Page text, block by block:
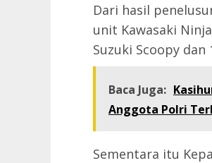
Dari hasil
unit Kawasaki
Suzuki Scoopy
Baca Juga:
Anggota Polri
Sementara itu